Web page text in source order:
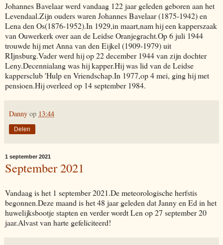
Johannes Bavelaar werd vandaag 122 jaar geleden geboren aan het
Levendaal.Zijn ouders waren Johannes Bavelaar (1875-1942) en
Lena den Os(1876-1952).In 1929,in maart,nam hij een kapperszaak
van Ouwerkerk over aan de Leidse Oranjegracht.Op 6 juli 1944
trouwde hij met Anna van den Eijkel (1909-1979) uit
RIjnsburg.Vader werd hij op 22 december 1944 van zijn dochter
Leny.Decennialang was hij kapper.Hij was lid van de Leidse
kappersclub 'Hulp en Vriendschap.In 1977,op 4 mei, ging hij met
pensioen.Hij overleed op 14 september 1984.
Danny op 13:44
Delen
1 september 2021
September 2021
Vandaag is het 1 september 2021.De meteorologische herfstis
begonnen.Deze maand is het 48 jaar geleden dat Janny en Ed in het
huwelijksbootje stapten en verder wordt Len op 27 september 20
jaar.Alvast van harte gefeliciteerd!